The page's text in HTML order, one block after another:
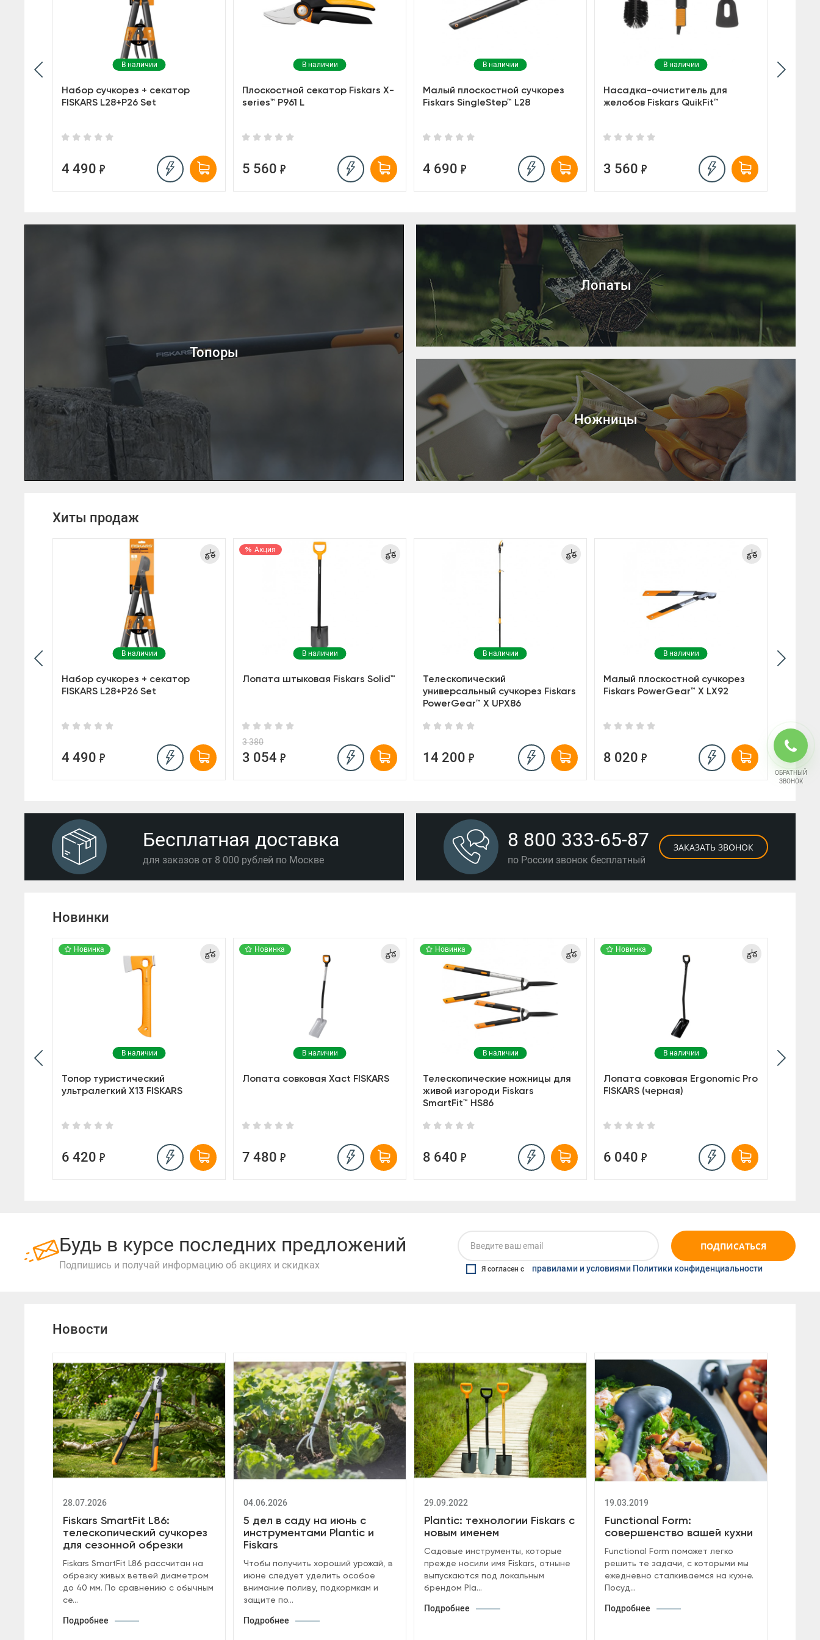
ОБРАТНЫЙ
ЗВОНОК
В наличии
Набор сучкорез + секатор
FISKARS L28+P26 Set
4 490
В наличии
Плоскостной секатор Fiskars X-
series™ P961 L
5 560
В наличии
Малый плоскостной сучкорез
Fiskars SingleStep™ L28
4 690
В наличии
Насадка-очиститель для
желобов Fiskars QuikFit™
3 560
Топоры
Лопаты
Ножницы
Хиты продаж
В наличии
Набор сучкорез + секатор
FISKARS L28+P26 Set
4 490
Акция
В наличии
Лопата штыковая Fiskars Solid™
3 380
3 054
В наличии
Телескопический
универсальный сучкорез Fiskars
PowerGear™ X UPX86
14 200
В наличии
Малый плоскостной сучкорез
Fiskars PowerGear™ X LX92
8 020
9 500
7
Бесплатная доставка
для заказов от 8 000 рублей по Москве
8 800 333-65-87
по России звонок бесплатный
ЗАКАЗАТЬ ЗВОНОК
Новинки
Новинка
В наличии
Топор туристический
ультралегкий X13 FISKARS
6 420
Новинка
В наличии
Лопата совковая Xact FISKARS
7 480
Новинка
В наличии
Телескопические ножницы для
живой изгороди Fiskars
SmartFit™ HS86
8 640
Новинка
В наличии
Лопата совковая Ergonomic Pro
FISKARS (черная)
6 040
Будь в курсе последних предложений
Подпишись и получай информацию об акциях и скидках
ПОДПИСАТЬСЯ
Я согласен с правилами и условиями Политики конфиденциальности
Новости
28.07.2026
Fiskars SmartFit L86:
телескопический сучкорез
для сезонной обрезки
Fiskars SmartFit L86 рассчитан на
обрезку живых ветвей диаметром
до 40 мм. По сравнению с обычным
се...
Подробнее
04.06.2026
5 дел в саду на июнь с
инструментами Plantic и
Fiskars
Чтобы получить хороший урожай, в
июне следует уделить особое
внимание поливу, подкормкам и
защите по...
Подробнее
29.09.2022
Plantic: технологии Fiskars с
новым именем
Cадовые инструменты, которые
прежде носили имя Fiskars, отныне
выпускаются под локальным
брендом Pla...
Подробнее
19.03.2019
Functional Form:
совершенство вашей кухни
Functional Form поможет легко
решить те задачи, с которыми мы
ежедневно сталкиваемся на кухне.
Посуд...
Подробнее